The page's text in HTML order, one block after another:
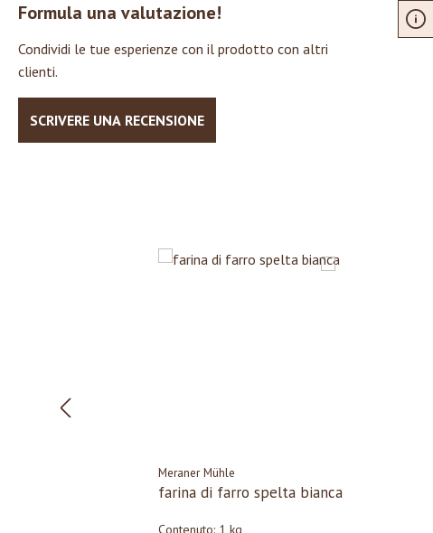
Wir verwenden Cookies
Ablehnen Nein, anpassen
Valutazione media di 0 su 5 stelle
Formula una valutazione!
Condividi le tue esperienze con il prodotto con altri
clienti.
SCRIVERE UNA RECENSIONE
Meraner Mühle
farina di farro spelta bianca
Contenuto: 1 kg